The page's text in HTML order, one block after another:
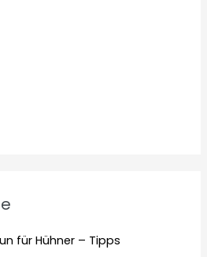
für Hühner – Tipps